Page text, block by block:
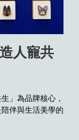
人寵共
」為品牌核心，
伴與生活美學的